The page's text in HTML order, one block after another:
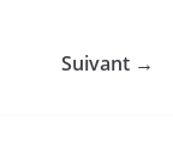
Suivant →